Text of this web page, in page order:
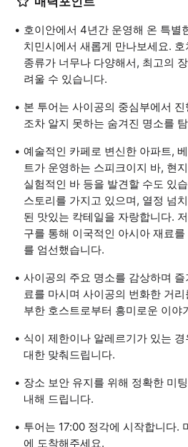
호이안에서 4년간 운영해 온 특별
치민시에서 새롭게 만나보세요.
종류가 너무나 다양해서, 최고의
려울 수 있습니다.
본 투어는 사이공의 중심부에서
조차 알지 못하는 숨겨진 명소를
예술적인 카페로 변신한 아파트,
트가 운영하는 스피크이지 바, 현
실험적인 바 등을 발견할 수도 있
스토리를 가지고 있으며, 열정 넘
된 맛있는 칵테일을 자랑합니다.
구를 통해 이국적인 아시아 재료
를 엄선했습니다.
사이공의 주요 명소를 감상하며
료를 마시며 사이공의 번화한 거
부한 호스트로부터 흥미로운 이야
식이 제한이나 알레르기가 있는
대한 맞춰드립니다.
장소 보안 유지를 위해 정확한 미
내해 드립니다.
투어는 17:00 정각에 시작합니다.
에 도착해주세요.